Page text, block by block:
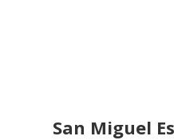
San Miguel